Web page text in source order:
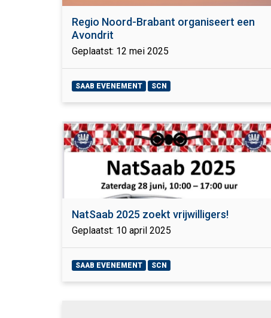
Regio Noord-Brabant organiseert een
Avondrit
Geplaatst: 12 mei 2025
SAAB EVENEMENT SCN
NatSaab 2025 zoekt vrijwilligers!
Geplaatst: 10 april 2025
SAAB EVENEMENT SCN